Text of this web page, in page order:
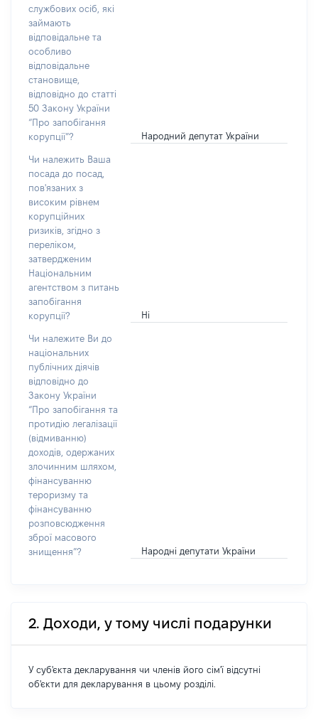
службових осіб, які
займають
відповідальне та
особливо
відповідальне
становище,
відповідно до статті
50 Закону України
“Про запобігання
корупції”?
Народний депутат України
Чи належить Ваша
посада до посад,
пов'язаних з
високим рівнем
корупційних
ризиків, згідно з
переліком,
затвердженим
Національним
агентством з питань
запобігання
корупції?
Ні
Чи належите Ви до
національних
публічних діячів
відповідно до
Закону України
“Про запобігання та
протидію легалізації
(відмиванню)
доходів, одержаних
злочинним шляхом,
фінансуванню
тероризму та
фінансуванню
розповсюдження
зброї масового
знищення”?
Народні депутати України
2. Доходи, у тому числі подарунки
У суб'єкта декларування чи членів його сім'ї відсутні
об'єкти для декларування в цьому розділі.